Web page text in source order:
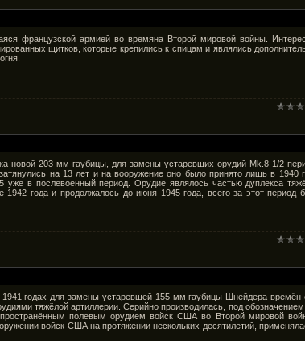
французской армией во времяна Второй мировой войны.
щитков, которые крепились к спицам и являлись
новой 203-мм гаубицы, для замены устаревших орудий Mk.8 1/2
на 13 лет и на вооружение оно было принято лишь в 1940
уже в послевоенный период. Орудие являлось частью дуплекса
года и продолжалось до июня 1945 года, всего за этот период
годах для замены устаревшей 155-мм гаубицы Шнейдера времён
тяжёлой артиллерии. Серийно производилась, под
полевым орудием войск США во Второй мировой
войск США на протяжении нескольких десятилетий,